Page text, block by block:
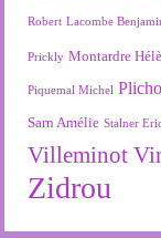
Robert Lacombe
Prickly Montardre
Piquemal Michel
Sarn Amélie Stalner
Villeminot
Zidrou